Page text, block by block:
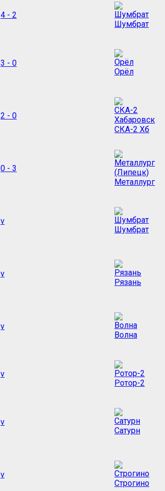
4 - 2
Шумбрат
3 - 0
Орёл
2 - 0
СКА-2 Хб
0 - 3
Металлург
v
Шумбрат
v
Рязань
v
Волна
v
Ротор-2
v
Сатурн
v
Строгино